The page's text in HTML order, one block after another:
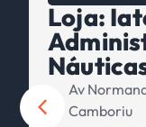
Loja:
Av
Camboriu